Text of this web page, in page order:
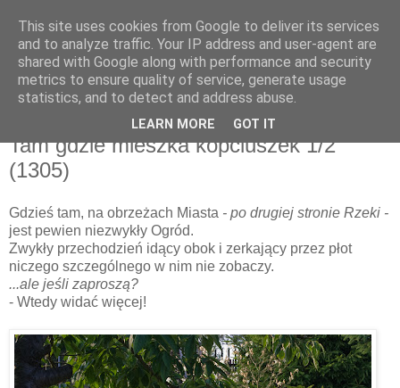
wtorek, 30 lipca 2013
Tam gdzie mieszka kopciuszek 1/2
(1305)
Gdzieś tam, na obrzeżach Miasta - po drugiej stronie Rzeki -
jest pewien niezwykły Ogród.
Zwykły przechodzień idący obok i zerkający przez płot
niczego szczególnego w nim nie zobaczy.
...ale jeśli zaproszą?
- Wtedy widać więcej!
This site uses cookies from Google to deliver its services
and to analyze traffic. Your IP address and user-agent are
shared with Google along with performance and security
metrics to ensure quality of service, generate usage
statistics, and to detect and address abuse.
LEARN MORE GOT IT